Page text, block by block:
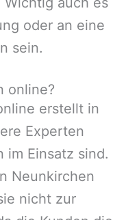
oder an eine
sein.
online?
erstellt in
Experten
im Einsatz sind.
Neunkirchen
nicht zur